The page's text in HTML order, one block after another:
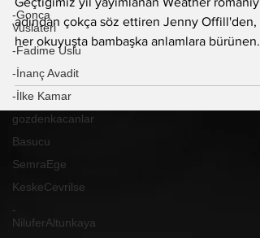
-Gonca
Vuslateri
-Fadime Uslu
-İnanç Avadit
-İlke Kamar
gozdenkacanlar
Basucu
SemraEge
KeskeCevrilse
-
NiluferAltunkaya
Geçtiğimiz yıl yayımlanan Weather
adından çokça söz ettiren Jenny Offill'den,
her okuyuşta bambaşka anlamlara bürünen
Mrs....